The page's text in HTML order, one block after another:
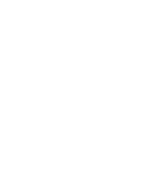
Grunto